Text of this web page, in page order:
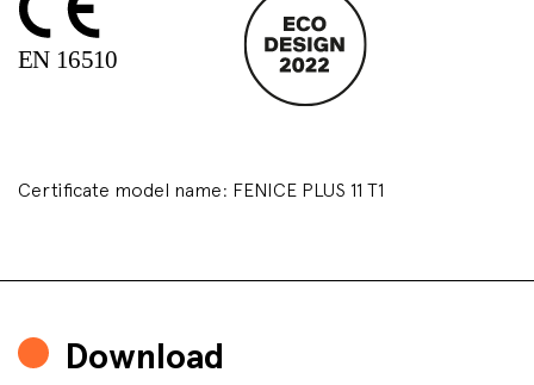
Certificate model name: FENICE PLUS 11 T1
Download